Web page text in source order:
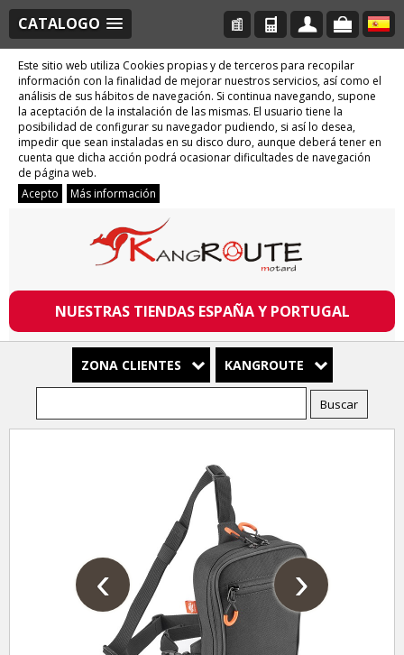
CATALOGO
Este sitio web utiliza Cookies propias y de terceros para recopilar
información con la finalidad de mejorar nuestros servicios, así como el
análisis de sus hábitos de navegación. Si continua navegando, supone
la aceptación de la instalación de las mismas. El usuario tiene la
posibilidad de configurar su navegador pudiendo, si así lo desea,
impedir que sean instaladas en su disco duro, aunque deberá tener en
cuenta que dicha acción podrá ocasionar dificultades de navegación
de página web.
Acepto
Más información
NUESTRAS TIENDAS ESPAÑA Y PORTUGAL
ZONA CLIENTES KANGROUTE
‹ ›